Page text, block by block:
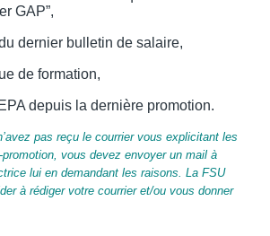
GAP”,
dernier bulletin de salaire,
de formation,
depuis la dernière promotion.
pas reçu le courrier vous explicitant les
vous devez envoyer un mail à
lui en demandant les raisons. La FSU
à rédiger votre courrier et/ou vous donner